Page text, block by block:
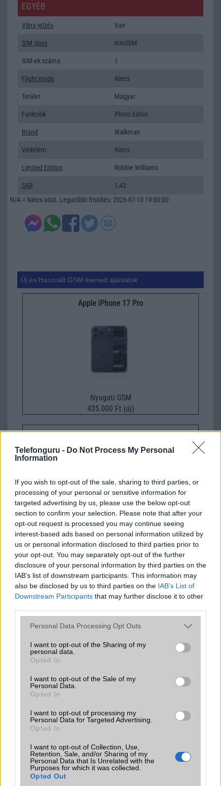
Telefonguru - Do Not Process My Personal
Information
If you wish to opt-out of the sale, sharing to third parties, or
processing of your personal or sensitive information for
targeted advertising by us, please use the below opt-out
section to confirm your selection. Please note that after your
opt-out request is processed you may continue seeing
interest-based ads based on personal information utilized by
us or personal information disclosed to third parties prior to
your opt-out. You may separately opt-out of the further
disclosure of your personal information by third parties on the
IAB’s list of downstream participants. This information may
also be disclosed by us to third parties on the IAB’s List of
Downstream Participants that may further disclose it to other
Please note that this website/app uses one or more Google
not limited to your visit or usage behaviour. You may click to
grant or deny consent to Google and its third-party tags to
use your data for below specified purposes in below Google
consent section.
Personal Data Processing Opt Outs
I want to opt-out of the Sharing of my
personal data.
Opted In
I want to opt-out of the Sale of my
Personal Data.
Opted In
I want to opt-out of processing my
Personal Data for Targeted Advertising.
Opted In
I want to opt-out of Collection, Use,
Retention, Sale, and/or Sharing of my
Personal Data that Is Unrelated with the
Purposes for which it was collected.
Opted Out
EGYÉB
Vibra jelzés Van
SIM típus miniSIM
SIM-ek száma 1
Flight mode Nincs
Terület Magyar
Funkciók Photo Editor
Brand Walkman
Védelem Nincs
Limited Edition Robbie Williams
SAR
1,42
N/A = Nincs adat. Legutóbbi frissítés: 2026-07-13 19:00:00
Új és Használt GSM kiemelt ajánlatok
Apple iPhone 17 Pro
Nyugati GSM
435.000 Ft (új)
Apple Watch Series 11
Nyugati GSM
210.000 Ft (új)
Apple iPhone 16e
2006-3-16 2:54:13 PM
hú de sok az adat !! :( ebbõl azt sok mindent lehet megtudni !!4ELSÕ
vok ! :))